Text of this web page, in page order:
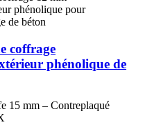
coffrage
phénolique de